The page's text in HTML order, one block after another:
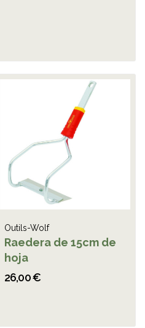
Outils-Wolf
Raedera de 15cm de
hoja
26,00 €